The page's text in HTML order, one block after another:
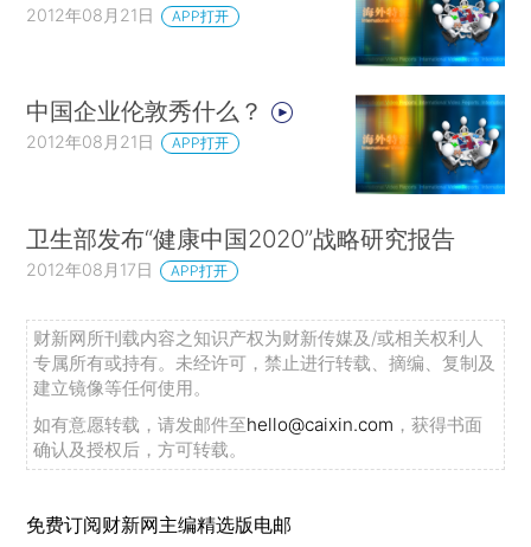
2012年08月21日 APP打开
中国企业伦敦秀什么？
2012年08月21日 APP打开
卫生部发布“健康中国2020”战略研究报告
2012年08月17日 APP打开
财新网所刊载内容之知识产权为财新传媒及/或相关权利人
专属所有或持有。未经许可，禁止进行转载、摘编、复制及
建立镜像等任何使用。
如有意愿转载，请发邮件至hello@caixin.com ，获得书面
确认及授权后，方可转载。
免费订阅财新网主编精选版电邮